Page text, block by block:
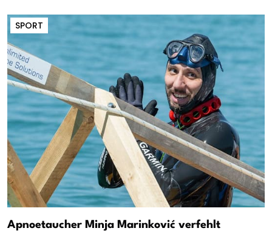
SPORT
Apnoetaucher Minja Marinković verfehlt